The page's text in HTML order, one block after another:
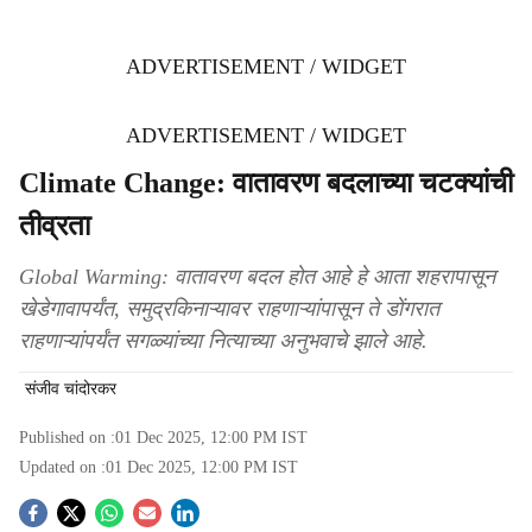
ADVERTISEMENT / WIDGET
ADVERTISEMENT / WIDGET
Climate Change: वातावरण बदलाच्या चटक्यांची
तीव्रता
Global Warming: वातावरण बदल होत आहे हे आता शहरापासून
खेडेगावापर्यंत, समुद्रकिनाऱ्यावर राहणाऱ्यांपासून ते डोंगरात
राहणाऱ्यांपर्यंत सगळ्यांच्या नित्याच्या अनुभवाचे झाले आहे.
संजीव चांदोरकर
Published on :01 Dec 2025, 12:00 PM IST
Updated on :01 Dec 2025, 12:00 PM IST
S